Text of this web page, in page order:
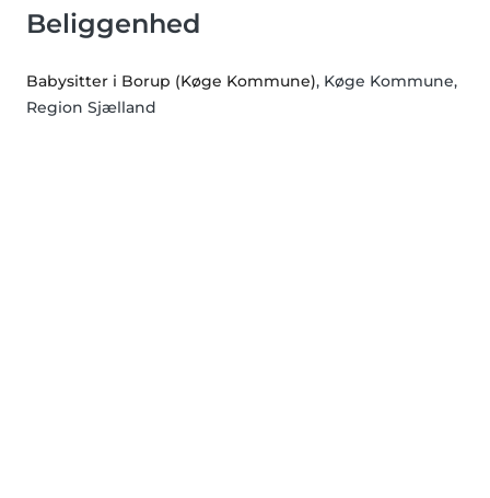
Beliggenhed
Babysitter i Borup (Køge Kommune), Køge Kommune,
Region Sjælland